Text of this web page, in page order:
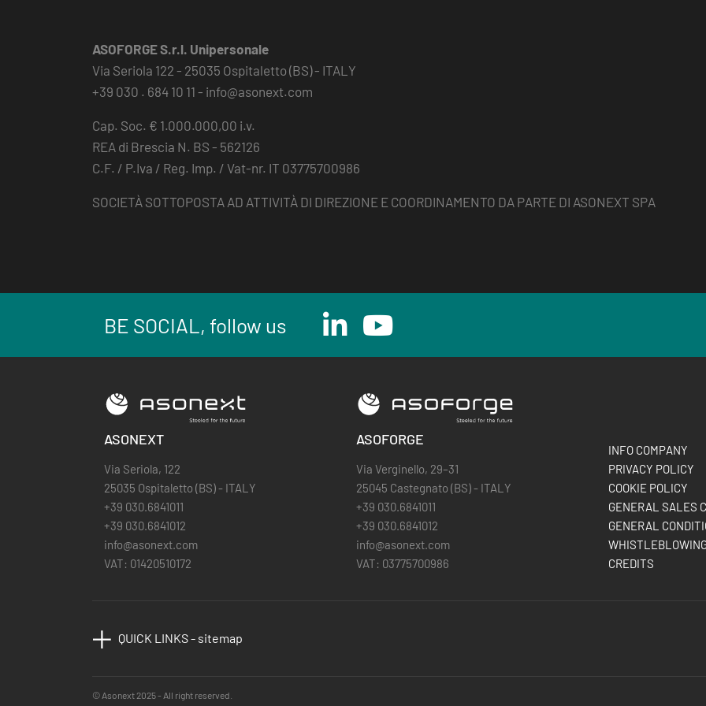
ASOFORGE S.r.l. Unipersonale
Via Seriola 122 - 25035 Ospitaletto (BS) - ITALY
+39 030 . 684 10 11 - info@asonext.com
Cap. Soc. € 1.000.000,00 i.v.
REA di Brescia N. BS - 562126
C.F. / P.Iva / Reg. Imp. / Vat-nr. IT 03775700986
SOCIETÀ SOTTOPOSTA AD ATTIVITÀ DI DIREZIONE E COORDINAMENTO DA PARTE DI ASONEXT SPA
BE SOCIAL, follow us
ASONEXT
Via Seriola, 122
25035 Ospitaletto (BS) - ITALY
+39 030.6841011
+39 030.6841012
info@asonext.com
VAT: 01420510172
ASOFORGE
Via Verginello, 29–31
25045 Castegnato (BS) - ITALY
+39 030.6841011
+39 030.6841012
info@asonext.com
VAT: 03775700986
INFO COMPANY
PRIVACY POLICY
COOKIE POLICY
GENERAL SALES
GENERAL
WHISTLEBLOWING
CREDITS
QUICK LINKS - sitemap
© Asonext 2025 - All right reserved.